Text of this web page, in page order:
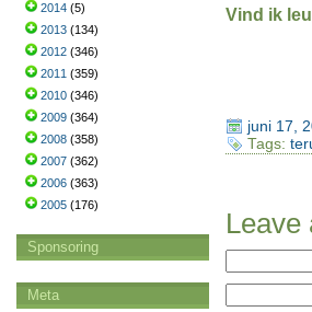
Vind ik
juni 17,
Tags:
Leave
2014 (5)
2013 (134)
2012 (346)
2011 (359)
2010 (346)
2009 (364)
2008 (358)
2007 (362)
2006 (363)
2005 (176)
Sponsoring
Meta